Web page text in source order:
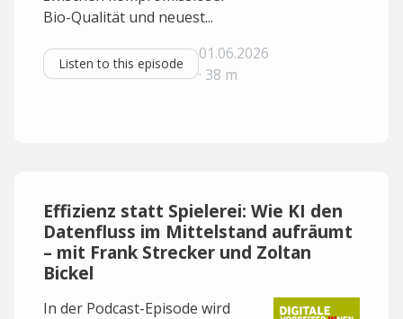
Bio-Qualität und neuest...
Listen to this episode
01.06.2026
· 38 m
Effizienz statt Spielerei: Wie KI den
Datenfluss im Mittelstand aufräumt
– mit Frank Strecker und Zoltan
Bickel
In der Podcast-Episode wird